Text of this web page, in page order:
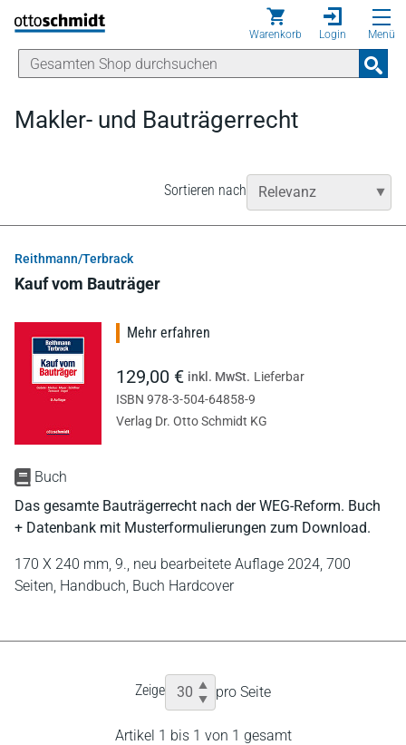
Direkt zum Inhalt
Warenkorb Login Menü
Makler- und Bauträgerrecht
Sortieren nach
Reithmann/Terbrack
Kauf vom Bauträger
Buch
Das gesamte Bauträgerrecht nach der WEG-Reform. Buch
+ Datenbank mit Musterformulierungen zum Download.
170 X 240 mm, 9., neu bearbeitete Auflage 2024, 700
Seiten, Handbuch, Buch Hardcover
Mehr erfahren
129,00 € inkl. MwSt. Lieferbar
ISBN 978-3-504-64858-9
Verlag Dr. Otto Schmidt KG
Zeige pro Seite
Artikel 1 bis 1 von 1 gesamt